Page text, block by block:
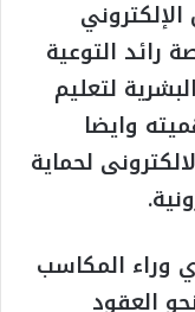
رائد التوعية
لتعليم
وايضا
لحماية
وراء المكاسب
العقود